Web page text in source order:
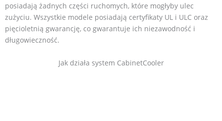
posiadają żadnych części ruchomych, które mogłyby ulec
zużyciu. Wszystkie modele posiadają certyfikaty UL i ULC oraz
pięcioletnią gwarancję, co gwarantuje ich niezawodność i
długowieczność.
Jak działa system CabinetCooler